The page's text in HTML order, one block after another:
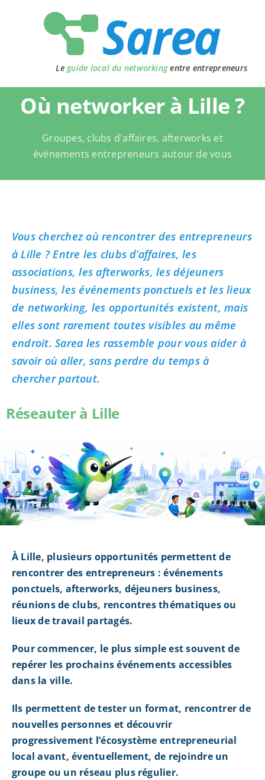
Le guide local du networkingentre entrepreneurs
Où networker à Lille ?
Groupes, clubs d'affaires, afterworks et
événements entrepreneurs autour de vous
Vous cherchez où rencontrer des entrepreneurs
à Lille ? Entre les clubs d’affaires, les
associations, les afterworks, les déjeuners
business, les événements ponctuels et les lieux
de networking, les opportunités existent, mais
elles sont rarement toutes visibles au même
endroit. Sarea les rassemble pour vous aider à
savoir où aller, sans perdre du temps à
chercher partout.
Réseauter à Lille
À Lille, plusieurs opportunités permettent de
rencontrer des entrepreneurs : événements
ponctuels, afterworks, déjeuners business,
réunions de clubs, rencontres thématiques ou
lieux de travail partagés.
Pour commencer, le plus simple est souvent de
repérer les prochains événements accessibles
dans la ville.
Ils permettent de tester un format, rencontrer de
nouvelles personnes et découvrir
progressivement l’écosystème entrepreneurial
local avant, éventuellement, de rejoindre un
groupe ou un réseau plus régulier.